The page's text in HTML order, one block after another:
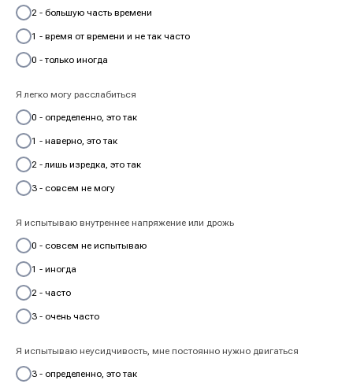
2 - большую часть времени
1 - время от времени и не так часто
0 - только иногда
Я легко могу расслабиться
0 - определенно, это так
1 - наверно, это так
2 - лишь изредка, это так
3 - совсем не могу
Я испытываю внутреннее напряжение или дрожь
0 - совсем не испытываю
1 - иногда
2 - часто
3 - очень часто
Я испытываю неусидчивость, мне постоянно нужно двигаться
3 - определенно, это так